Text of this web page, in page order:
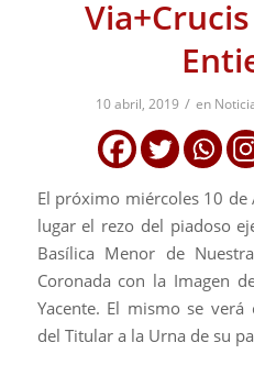
10 abril, 2019 / en
El próximo miércoles 10
lugar el rezo del piadoso
Basílica Menor de
Coronada con la Imagen
Yacente. El mismo se
del Titular a la Urna de su